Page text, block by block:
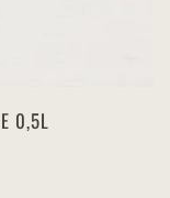
0,5L